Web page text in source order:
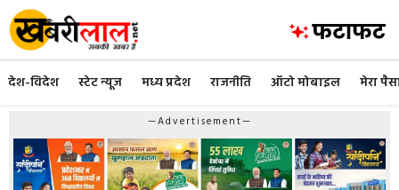
Skip
to
content
देश-विदेश स्टेट न्यूज मध्य प्रदेश राजनीति ऑटो मोबाइल मेरा
—Advertisement—